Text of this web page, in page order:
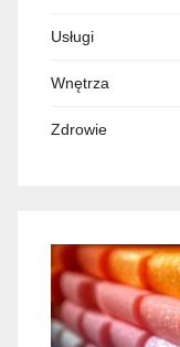
Usługi
Wnętrza
Zdrowie